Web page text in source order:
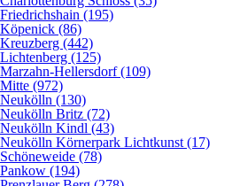
Friedrichshain (195)
Köpenick (86)
Kreuzberg (442)
Lichtenberg (125)
Marzahn-Hellersdorf (109)
Mitte (972)
Neukölln (130)
Neukölln Britz (72)
Neukölln Kindl (43)
Neukölln Körnerpark Lichtkunst (17)
Schöneweide (78)
Pankow (194)